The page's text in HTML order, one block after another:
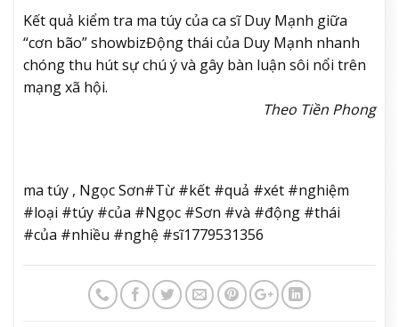
Kết quả kiểm tra ma túy của ca sĩ Duy Mạnh giữa
“cơn bão” showbizĐộng thái của Duy Mạnh nhanh
chóng thu hút sự chú ý và gây bàn luận sôi nổi trên
mạng xã hội.
Theo Tiền Phong
ma túy , Ngọc Sơn#Từ #kết #quả #xét #nghiệm
#loại #túy #của #Ngọc #Sơn #và #động #thái
#của #nhiều #nghệ #sĩ1779531356